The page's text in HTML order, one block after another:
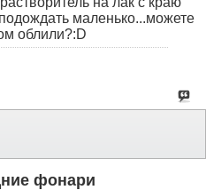
маленько...можете
облили?:D
фонари